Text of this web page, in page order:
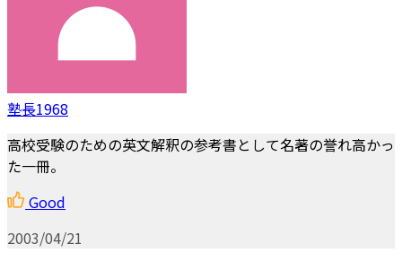
塾長1968
高校受験のための英文解釈の参考書として名著の誉れ高かっ
た一冊。
Good
2003/04/21